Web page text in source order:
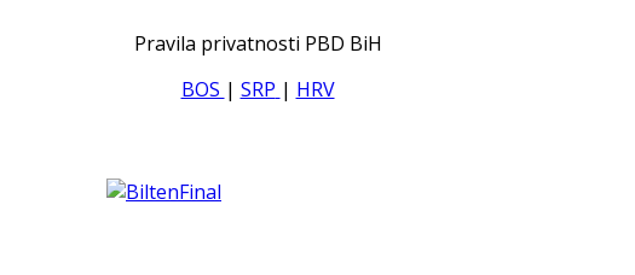
Pravila privatnosti PBD BiH
BOS | SRP | HRV